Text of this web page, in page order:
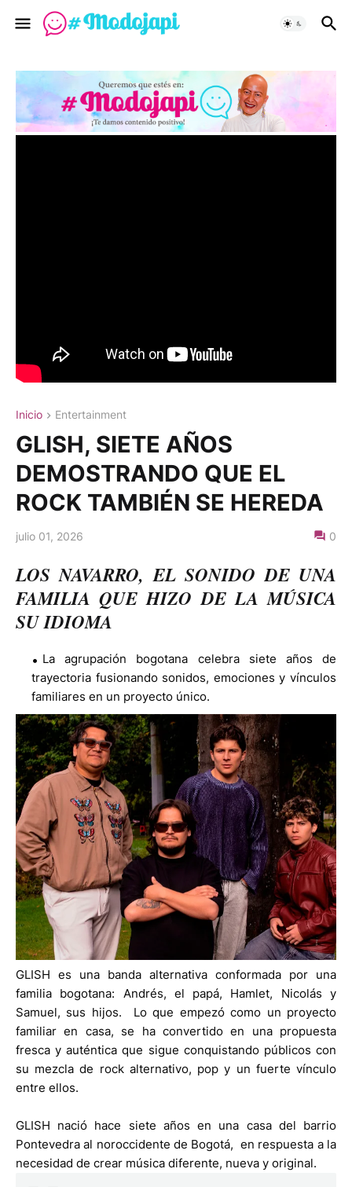
Inicio Entertainment
GLISH, SIETE AÑOS
DEMOSTRANDO QUE EL
ROCK TAMBIÉN SE HEREDA
julio 01, 2026 0
LOS NAVARRO, EL SONIDO DE UNA
FAMILIA QUE HIZO DE LA MÚSICA
SU IDIOMA
La agrupación bogotana celebra siete años de
trayectoria fusionando sonidos, emociones y vínculos
familiares en un proyecto único.
GLISH es una banda alternativa conformada por una
familia bogotana: Andrés, el papá, Hamlet, Nicolás y
Samuel, sus hijos. Lo que empezó como un proyecto
familiar en casa, se ha convertido en una propuesta
fresca y auténtica que sigue conquistando públicos con
su mezcla de rock alternativo, pop y un fuerte vínculo
entre ellos.
GLISH nació hace siete años en una casa del barrio
Pontevedra al noroccidente de Bogotá, en respuesta a la
necesidad de crear música diferente, nueva y original.